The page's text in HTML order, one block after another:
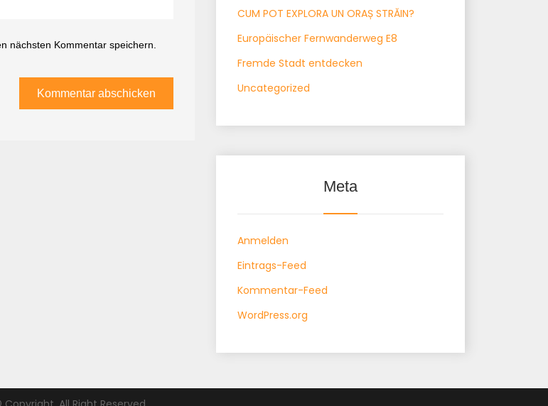
nächsten Kommentar speichern.
CUM POT EXPLORA UN ORAȘ STRĂIN?
Europäischer Fernwanderweg E8
Fremde Stadt entdecken
Uncategorized
Meta
Anmelden
Eintrags-Feed
Kommentar-Feed
WordPress.org